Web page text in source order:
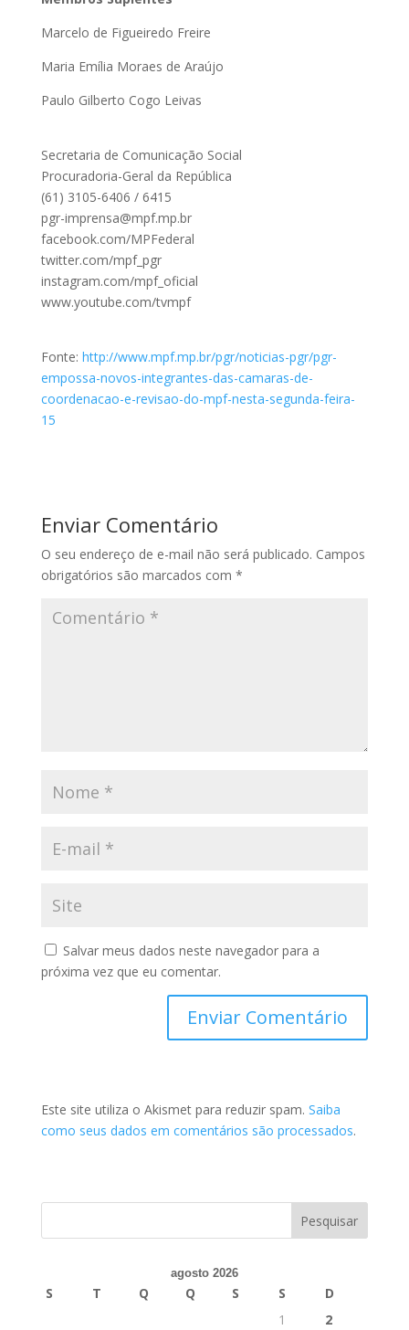
Marcelo de Figueiredo Freire
Maria Emília Moraes de Araújo
Paulo Gilberto Cogo Leivas
Secretaria de Comunicação Social
Procuradoria-Geral da República
(61) 3105-6406 / 6415
pgr-imprensa@mpf.mp.br
facebook.com/MPFederal
twitter.com/mpf_pgr
instagram.com/mpf_oficial
www.youtube.com/tvmpf
Fonte: http://www.mpf.mp.br/pgr/noticias-pgr/pgr-
empossa-novos-integrantes-das-camaras-de-
coordenacao-e-revisao-do-mpf-nesta-segunda-feira-
15
Enviar Comentário
O seu endereço de e-mail não será publicado. Campos
obrigatórios são marcados com *
Salvar meus dados neste navegador para a
próxima vez que eu comentar.
Este site utiliza o Akismet para reduzir spam. Saiba
como seus dados em comentários são processados.
agosto 2026
S T Q Q S S
D
1
2